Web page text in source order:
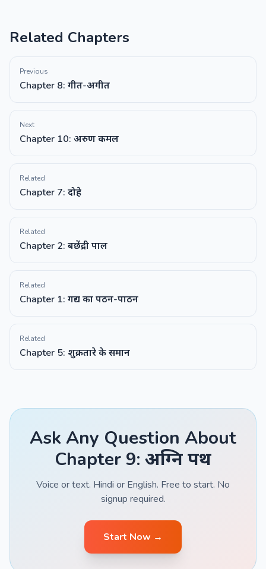
Related Chapters
Previous
Chapter 8: गीत-अगीत
Next
Chapter 10: अरुण कमल
Related
Chapter 7: दोहे
Related
Chapter 2: बछेंद्री पाल
Related
Chapter 1: गद्य का पठन-पाठन
Related
Chapter 5: शुक्रतारे के समान
Ask Any Question About
Chapter 9: अग्नि पथ
Voice or text. Hindi or English. Free to start. No
signup required.
Start Now →